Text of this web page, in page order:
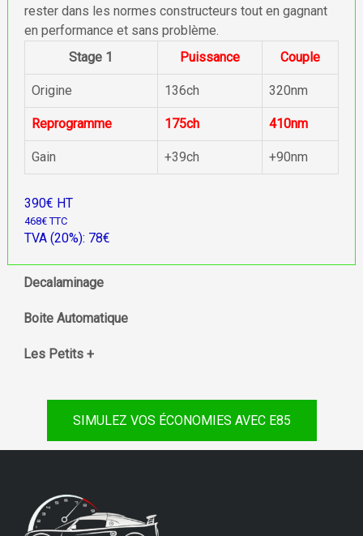
rester dans les normes constructeurs tout en gagnant
en performance et sans problème.
Stage 1
Puissance Couple
Origine 136ch 320nm
Reprogramme 175ch 410nm
Gain +39ch +90nm
390€ HT
468€ TTC
TVA (20%): 78€
Decalaminage
Boite Automatique
Les Petits +
SIMULEZ VOS ÉCONOMIES AVEC E85